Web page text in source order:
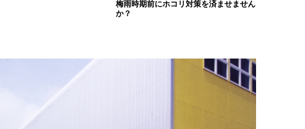
梅雨時期前にホコリ対策を済ませません
か？